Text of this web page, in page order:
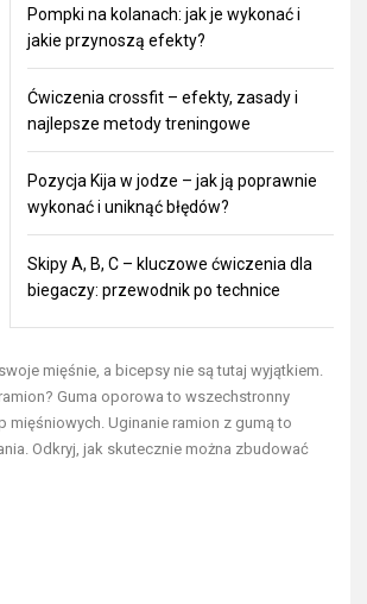
Pompki na kolanach: jak je wykonać i
jakie przynoszą efekty?
Ćwiczenia crossfit – efekty, zasady i
najlepsze metody treningowe
Pozycja Kija w jodze – jak ją poprawnie
wykonać i uniknąć błędów?
Skipy A, B, C – kluczowe ćwiczenia dla
biegaczy: przewodnik po technice
mięśnie, a bicepsy nie są tutaj wyjątkiem.
Guma oporowa to wszechstronny
Uginanie ramion z gumą to
Odkryj, jak skutecznie można zbudować